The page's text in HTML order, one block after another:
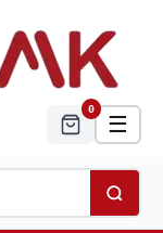
0
☰